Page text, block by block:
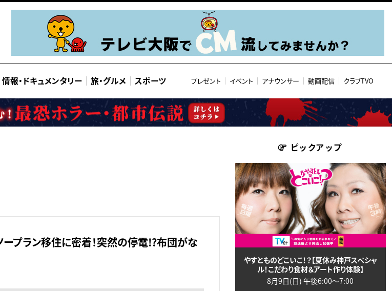
情報・ ドキュメンタリー 旅・グルメ スポーツ プレゼント イベント アナウンサー 動画配信 クラブTVO
ープラン移住に密着！突然の停電!?布団がな
ピックアップ
やすとものどこいこ！？【夏休み神戸スペシャ
ル！こだわり食材＆アート作り体験】
8月9日(日) 午後6:00〜7:00